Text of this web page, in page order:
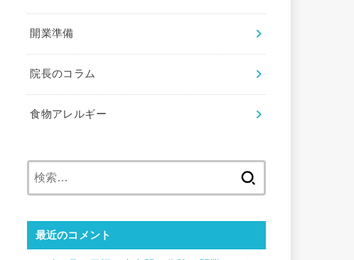
開業準備
院長のコラム
食物アレルギー
最近のコメント